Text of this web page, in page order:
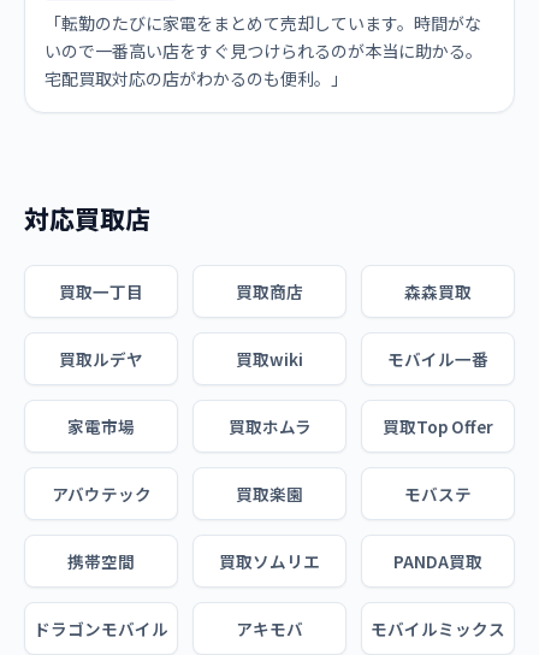
「転勤のたびに家電をまとめて売却しています。時間がな
いので一番高い店をすぐ見つけられるのが本当に助かる。
宅配買取対応の店がわかるのも便利。」
対応買取店
買取一丁目 買取商店 森森買取
買取ルデヤ 買取wiki モバイル一番
家電市場 買取ホムラ 買取Top Offer
アバウテック 買取楽園 モバステ
携帯空間 買取ソムリエ PANDA買取
ドラゴンモバイル アキモバ モバイルミックス